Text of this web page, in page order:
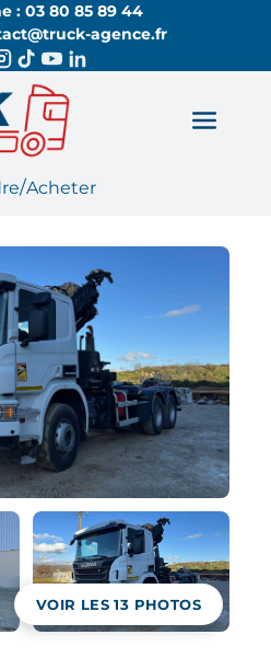
: 03 80 85 89 44
agence.fr
/Acheter
VOIR LES13 PHOTOS